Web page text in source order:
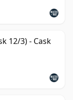
12/3) - Cask